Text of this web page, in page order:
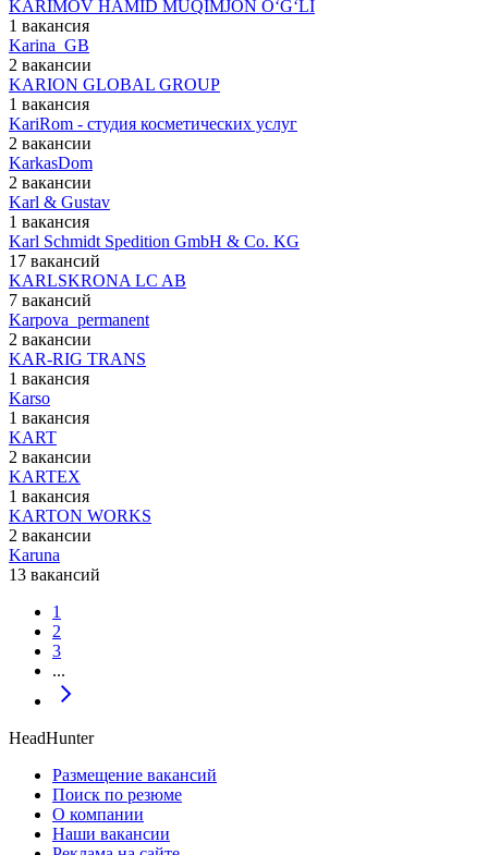
KARIMOV HAMID MUQIMJON O‘G‘LI
1 вакансия
Karina_GB
2 вакансии
KARION GLOBAL GROUP
1 вакансия
KariRom - студия косметических услуг
2 вакансии
KarkasDom
2 вакансии
Karl & Gustav
1 вакансия
Karl Schmidt Spedition GmbH & Co. KG
17 вакансий
KARLSKRONA LC AB
7 вакансий
Karpova_permanent
2 вакансии
KAR-RIG TRANS
1 вакансия
Karso
1 вакансия
KART
2 вакансии
KARTEX
1 вакансия
KARTON WORKS
2 вакансии
Karuna
13 вакансий
1
2
3
...
HeadHunter
Размещение вакансий
Поиск по резюме
О компании
Наши вакансии